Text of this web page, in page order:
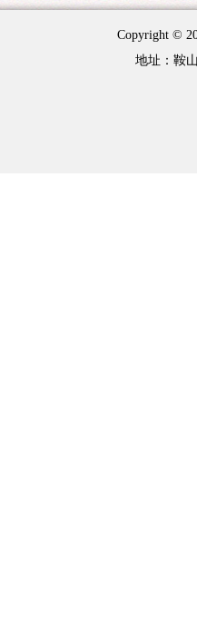
Copyright ©
地址：鞍